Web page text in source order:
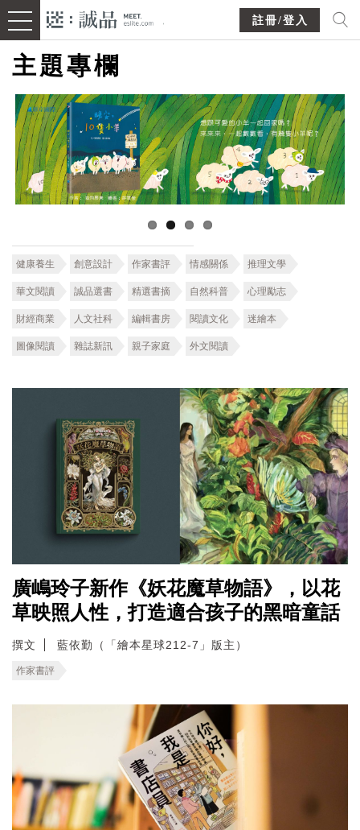
註冊/登入
主題專欄
健康養生 創意設計 作家書評 情感關係 推理文學
華文閱讀 誠品選書 精選書摘 自然科普 心理勵志
財經商業 人文社科 編輯書房 閱讀文化 迷繪本
圖像閱讀 雜誌新訊 親子家庭 外文閱讀
廣嶋玲子新作《妖花魔草物語》，以花
草映照人性，打造適合孩子的黑暗童話
撰文 藍依勤（「繪本星球212-7」版主）
作家書評